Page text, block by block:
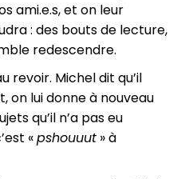
ami.e.s, et on leur
: des bouts de lecture,
redescendre.
revoir. Michel dit qu’il
on lui donne à nouveau
qu’il n’a pas eu
«pshouuut » à